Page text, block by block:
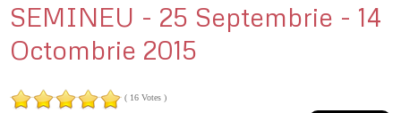
SEMINEU - 25 Septembrie - 14
Octombrie 2015
( 16 Votes )